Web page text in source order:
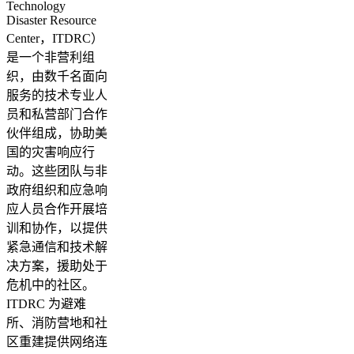
Technology
Disaster Resource
Center，ITDRC）
是一个非营利组
织，由数千名面向
服务的技术专业人
员和私营部门合作
伙伴组成，协助美
国的灾害响应行
动。这些团队与非
政府组织和应急响
应人员合作开展培
训和协作，以提供
紧急通信和技术解
决方案，援助处于
危机中的社区。
ITDRC 为避难
所、消防营地和社
区重建提供网络连